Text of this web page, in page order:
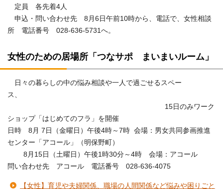
定員 各先着4人
申込・問い合わせ先 8月6日午前10時から、電話で、女性相談
所 電話番号 028-636-5731へ。
女性のための居場所「つなサポ まいまいルーム」
日々の暮らしの中の悩み相談や一人で過ごせるスペー
ス、
15日のみワーク
ショップ「はじめてのフラ」を開催
日時 8月 7日（金曜日）午後4時～7時 会場：男女共同参画推進
センター「アコール」（明保野町）
8月15日（土曜日）午後1時30分～4時 会場：アコール
問い合わせ先 アコール 電話番号 028-636-4075
【女性】育児や夫婦関係、職場の人間関係など悩みや困りごと